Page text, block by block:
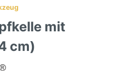
mit
cm)